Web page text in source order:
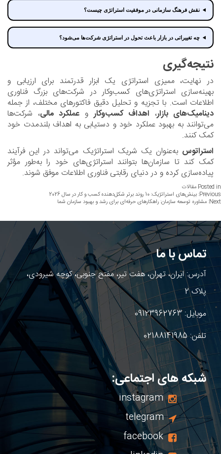
نقش فرهنگ سازمانی در موفقیت استراتژی چیست؟
چه تغییراتی در بازار باعث تحول در استراتژی شرکت‌ها می‌شود؟
نتیجه‌گیری
در نهایت، ممیزی استراتژی یک ابزار قدرتمند برای ارزیابی و
بهینه‌سازی استراتژی‌های کسب‌وکار در شرکت‌های بزرگ فناوری
اطلاعات است. با تجزیه و تحلیل دقیق فاکتورهای مختلف، از جمله
دینامیک‌های بازار، اهداف کسب‌وکارو عملکرد مالی، شرکت‌ها
می‌توانند به بهبود عملکرد خود و دستیابی به اهداف بلندمدت خود
کمک کنند.
استراتوسبه‌عنوان یک شریک استراتژیک می‌تواند در این فرآیند
کمک کند تا سازمان‌ها بتوانند استراتژی‌های خود را به‌طور مؤثر
پیاده‌سازی کرده و در دنیای رقابتی فناوری اطلاعات موفق شوند.
Postedمقالات
بینش‌های استراتژیک: 10 روند برتر شکل‌دهنده کسب‌ و کار در سال 2026
مشاوره توسعه سازمان: راهکارهای حرفه‌ای برای رشد و بهبود سازمان شما
تماس با ما
آدرس: ایران، تهران، هفت تیر، مفتح جنوبی، کوچه شیرودی،
پلاک 2
موبایل:09123962763
تلفن:02188141985
شبکه های اجتماعی:
instagram
telegram
facebook